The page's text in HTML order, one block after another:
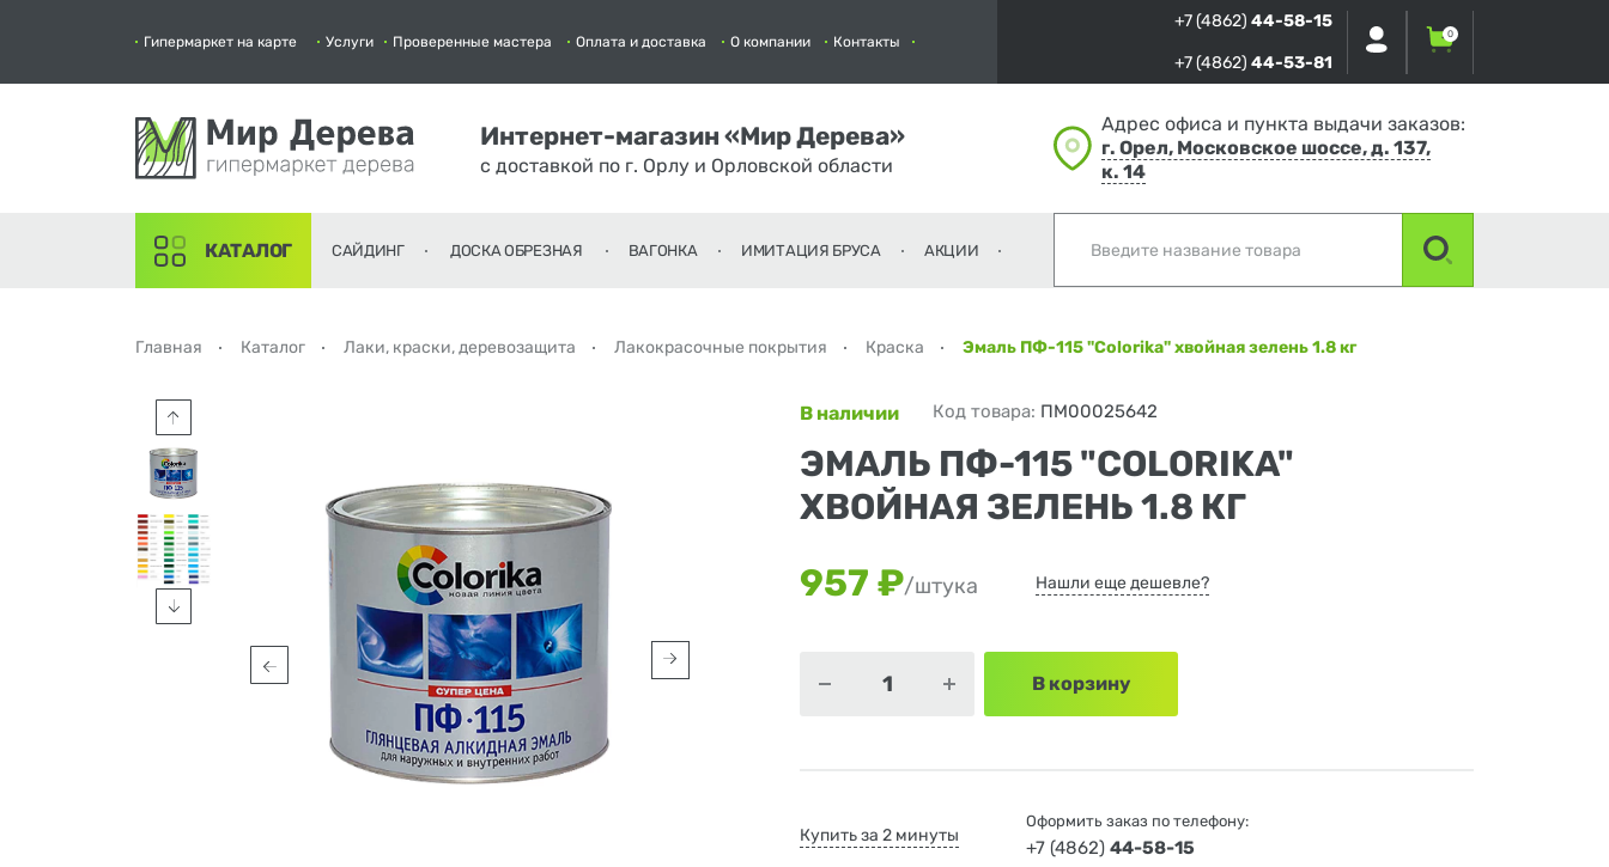
Гипермаркет на карте Услуги Проверенные мастера Оплата и доставка О компании Контакты
+7 (4862) 44-58-15
+7 (4862) 44-53-81
0
Интернет-магазин «Мир Дерева»
с доставкой по г. Орлу и Орловской области
Адрес офиса и пункта выдачи заказов:
г. Орел, Московское шоссе, д. 137,
к. 14
КАТАЛОГ САЙДИНГ ДОСКА ОБРЕЗНАЯ ВАГОНКА ИМИТАЦИЯ БРУСА АКЦИИ
Главная Каталог Лаки, краски, деревозащита Лакокрасочные покрытия Краска Эмаль ПФ-115 "Сolorika" хвойная зелень 1.8 кг
В наличии Код товара: ПМ00025642
ЭМАЛЬ ПФ-115 "СOLORIKA"
ХВОЙНАЯ ЗЕЛЕНЬ 1.8 КГ
957 ₽/штука Нашли еще дешевле?
В корзину
Купить за 2 минуты
Оформить заказ по телефону:
+7 (4862)44-58-15